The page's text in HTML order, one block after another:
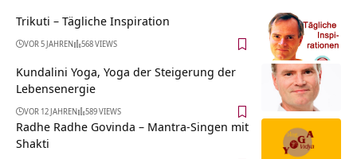
Trikuti – Tägliche Inspiration
VOR 5 JAHREN 568 VIEWS
Kundalini Yoga, Yoga der Steigerung der
Lebensenergie
VOR 12 JAHREN 589 VIEWS
Radhe Radhe Govinda – Mantra-Singen mit
Shakti